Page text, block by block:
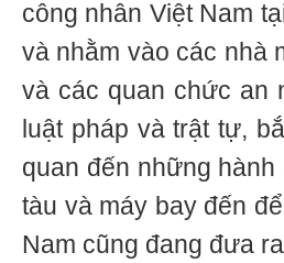
công nhân Việt Nam
và nhằm vào các nhà
và các quan chức an
luật pháp và trật tự,
quan đến những
tàu và máy bay đến
Nam cũng đang đưa